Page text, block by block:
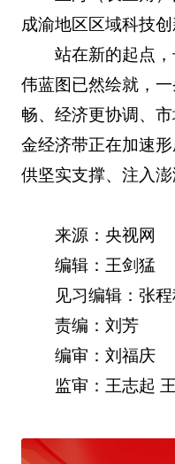
成渝地区区域科技
站在新的起点
伟蓝图已然绘就，
畅、经济更协调、
金经济带正在加速
供坚实支撑、注入澎
来源：央视网
编辑：王剑猛
见习编辑：张
责编：刘芳
编审：刘福庆
监审：王志起